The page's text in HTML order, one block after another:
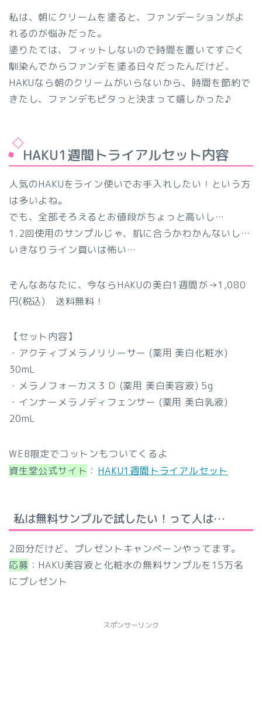
私は、朝にクリームを塗ると、ファンデーションがよ
れるのが悩みだった。
塗りたては、フィットしないので時間を置いてすごく
馴染んでからファンデを塗る日々だったんだけど、
HAKUなら朝のクリームがいらないから、時間を節約で
きたし、ファンデもピタっと決まって嬉しかった♪
HAKU1週間トライアルセット内容
人気のHAKUをライン使いでお手入れしたい！という方
は多いよね。
でも、全部そろえるとお値段がちょっと高いし…
1.2回使用のサンプルじゃ、肌に合うかわかんないし…
いきなりライン買いは怖い…
そんなあなたに、今ならHAKUの美白1週間が→1,080
円(税込) 送料無料 ！
【セット内容】
・アクティブメラノリリーサー (薬用 美白化粧水)
30mL
・メラノフォーカス３Ｄ (薬用 美白美容液) 5g
・インナーメラノディフェンサー (薬用 美白乳液)
20mL
WEB限定でコットンもついてくるよ
資生堂公式サイト ： HAKU1週間トライアルセット
私は無料サンプルで試したい！って人は…
2回分だけど、プレゼントキャンペーンやってます。
応募 ：HAKU美容液と化粧水の無料サンプルを15万名
にプレゼント
スポンサーリンク